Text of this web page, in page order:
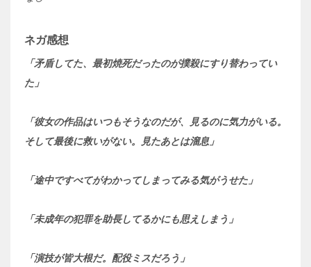
ネガ感想
「矛盾してた、最初焼死だったのが撲殺にすり替わってい
た」
「彼女の作品はいつもそうなのだが、見るのに気力がいる。
そして最後に救いがない。見たあとは溜息」
「途中ですべてがわかってしまってみる気がうせた」
「未成年の犯罪を助長してるかにも思えしまう」
「演技が皆大根だ。配役ミスだろう」